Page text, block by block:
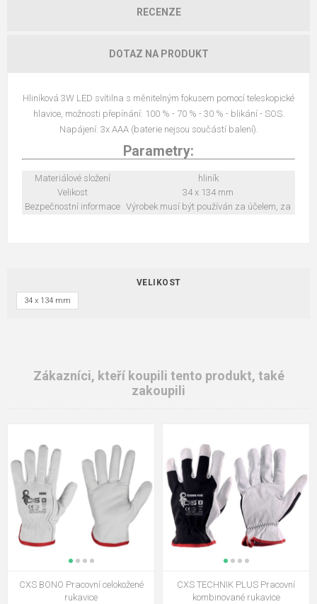
RECENZE
DOTAZ NA PRODUKT
Hliníková 3W LED svítilna s měnitelným fokusem pomocí teleskopické
hlavice, možnosti přepínání: 100 % - 70 % - 30 % - blikání - SOS.
Napájení: 3x AAA (baterie nejsou součástí balení).
Parametry:
Materiálové složení
hliník
Velikost
34 x 134 mm
Bezpečnostní informace Výrobek musí být používán za účelem, za
VELIKOST
34 x 134 mm
Zákazníci, kteří koupili tento produkt, také
zakoupili
CXS BONO Pracovní celokožené
rukavice
CXS TECHNIK PLUS Pracovní
kombinované rukavice